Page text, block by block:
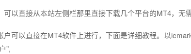
可以直接从本站左侧栏那里直接下载几个平台的MT4，无
户可以直接在MT4软件上进行，下面是详细教程。以
",